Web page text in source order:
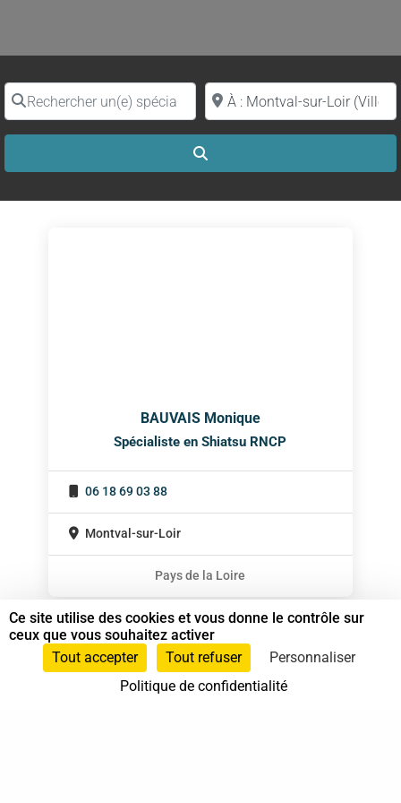
Rechercher un(e) spécialiste par nomProche de (ville ou région)
BAUVAIS Monique
Spécialiste en Shiatsu RNCP
06 18 69 03 88
Montval-sur-Loir
Pays de la Loire
Ce site utilise des cookies et vous donne le contrôle sur
ceux que vous souhaitez activer
Tout accepter
Tout refuser
Personnaliser
Politique de confidentialité